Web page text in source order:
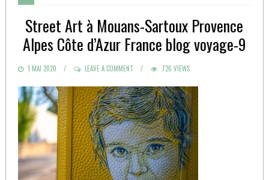
Street Art à Mouans-Sartoux Provence
Alpes Côte d’Azur France blog voyage-9
POSTED
1 MAI 2020 LEAVE A COMMENT 726 VIEWS